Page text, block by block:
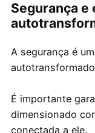
Segurança e
A segurança é
É importante
dimensionado
conectada a ele.